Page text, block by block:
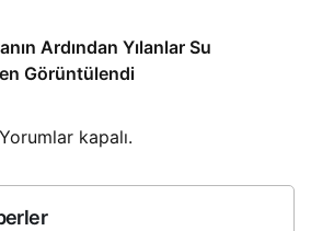
Ardından Yılanlar Su
Görüntülendi
Yorumlar kapalı.